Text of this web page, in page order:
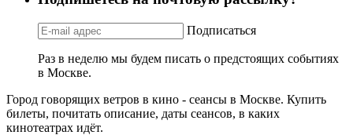
Подписаться
Раз в неделю мы будем писать о предстоящих событиях
в Москве.
Город говорящих ветров в кино - сеансы в Москве. Купить
билеты, почитать описание, даты сеансов, в каких
кинотеатрах идёт.